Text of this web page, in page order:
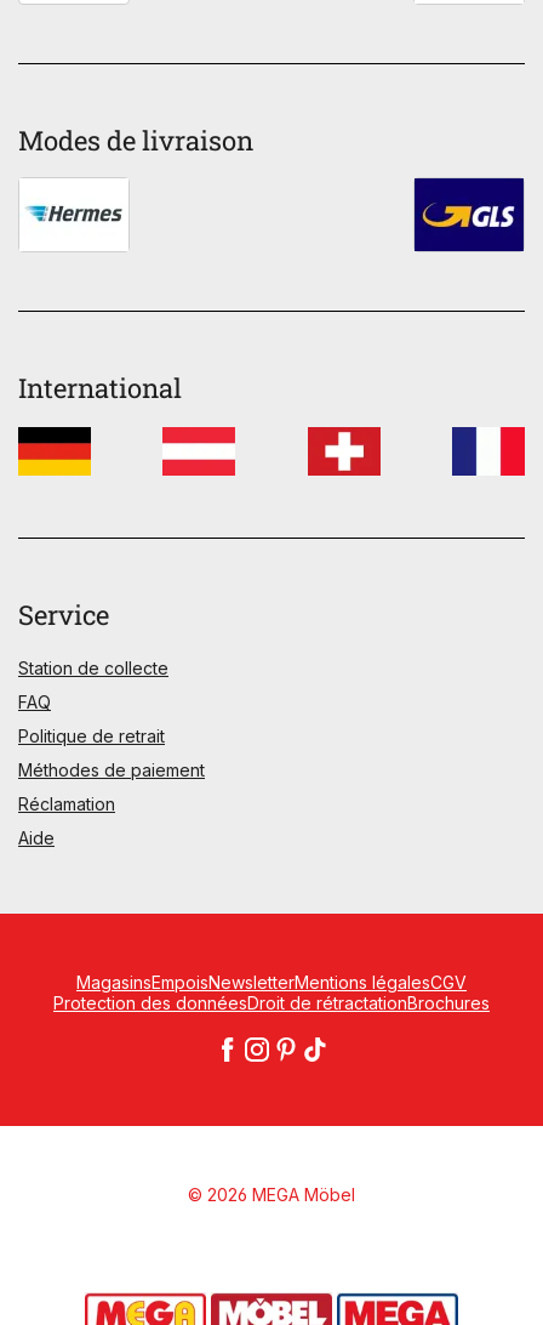
Modes de livraison
International
Service
Station de collecte
FAQ
Politique de retrait
Méthodes de paiement
Réclamation
Aide
MagasinsEmpoisNewsletterMentions légalesCGV
Protection des donnéesDroit de rétractationBrochures
© 2026 MEGA Möbel